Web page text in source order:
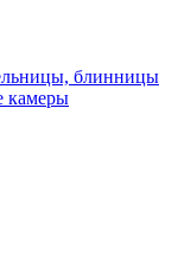
блинницы
камеры